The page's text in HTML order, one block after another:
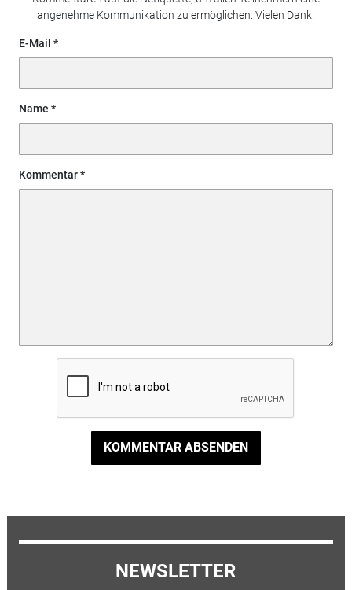
angenehme Kommunikation zu ermöglichen. Vielen Dank!
E-Mail
Name
Kommentar
KOMMENTAR ABSENDEN
NEWSLETTER